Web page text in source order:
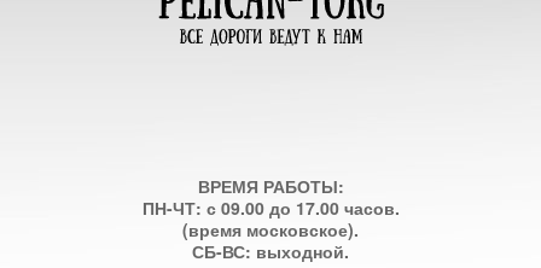
ВРЕМЯ РАБОТЫ:
ПН-ЧТ: с 09.00 до 17.00 часов.
(время московское).
СБ-ВС: выходной.